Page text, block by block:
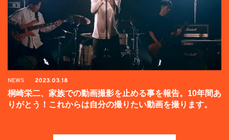
NEWS 2023.03.18
桐崎栄二、家族での動画撮影を止める事を報告。10年間あ
りがとう！これからは自分の撮りたい動画を撮ります。